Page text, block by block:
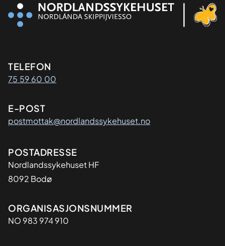
Kontaktinformasjon
TELEFON
75 59 60 00
E-POST
postmottak@nordlandssykehuset.no
Adresse
POSTADRESSE
Nordlandssykehuset HF
8092 Bodø
Organisasjon
ORGANISASJONSNUMMER
NO 983 974 910